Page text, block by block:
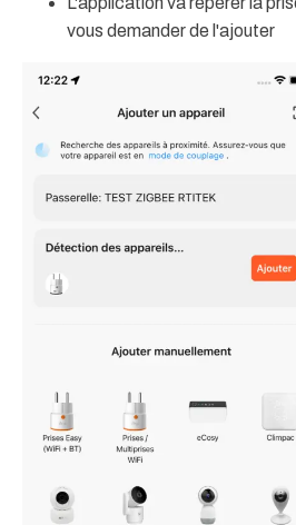
vous demander de l'ajouter